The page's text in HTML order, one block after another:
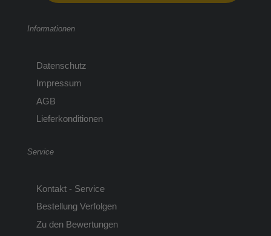
Informationen
Datenschutz
Impressum
AGB
Lieferkonditionen
Service
Kontakt - Service
Bestellung Verfolgen
Zu den Bewertungen